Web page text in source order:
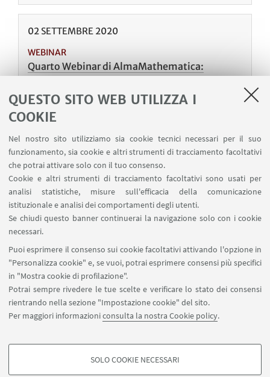
QUESTO SITO WEB UTILIZZA I
COOKIE
Nel nostro sito utilizziamo sia cookie tecnici necessari per il suo
funzionamento, sia cookie e altri strumenti di tracciamento facoltativi
che potrai attivare solo con il tuo consenso.
Cookie e altri strumenti di tracciamento facoltativi sono usati per
analisi statistiche, misure sull'efficacia della comunicazione
istituzionale e analisi dei comportamenti degli utenti.
Se chiudi questo banner continuerai la navigazione solo con i cookie
necessari.
Puoi esprimere il consenso sui cookie facoltativi attivando l'opzione in
"Personalizza cookie" e, se vuoi, potrai esprimere consensi più specifici
in "Mostra cookie di profilazione".
Potrai sempre rivedere le tue scelte e verificare lo stato dei consensi
rientrando nella sezione "Impostazione cookie" del sito.
Per maggiori informazioniconsulta la nostra Cookie policy.
COOKIE DI PROFILAZIONE - FACOLTATIVI
SOLO COOKIE NECESSARI
02 SETTEMBRE 2020
WEBINAR
Quarto Webinar di AlmaMathematica:
Online - piattaforma Microsoft Teams
Se devi sostenere il TOLC partecipa al webinar di
AlmaMathematica dove assieme a una docente
svolgerai esercizi sugli argomenti principali in
comune nel TOLC-E, TOLC-F e TOLC-I
«
Precedenti
12
elementi Successivi
12
elementi
»
71 72 73 ... 76
Seguici su: